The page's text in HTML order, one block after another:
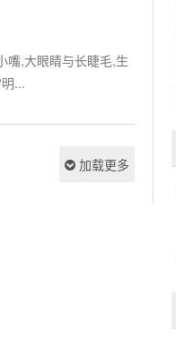
嘴,大眼睛与长睫毛,生
...
加载更多